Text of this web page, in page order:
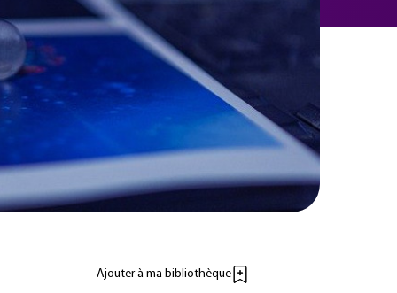
Ajouter à ma bibliothèque